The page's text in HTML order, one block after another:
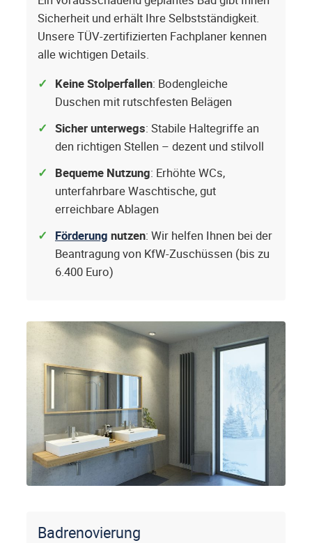
Sicherheit und erhält Ihre Selbstständigkeit.
Unsere TÜV-zertifizierten Fachplaner kennen
alle wichtigen Details.
Keine Stolperfallen: Bodengleiche
Duschen mit rutschfesten Belägen
Sicher unterwegs: Stabile Haltegriffe an
den richtigen Stellen – dezent und stilvoll
Bequeme Nutzung: Erhöhte WCs,
unterfahrbare Waschtische, gut
erreichbare Ablagen
Förderung nutzen: Wir helfen Ihnen bei der
Beantragung von KfW-Zuschüssen (bis zu
6.400 Euro)
Badrenovierung